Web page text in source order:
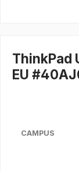
ThinkPad
EU
CAMPUS